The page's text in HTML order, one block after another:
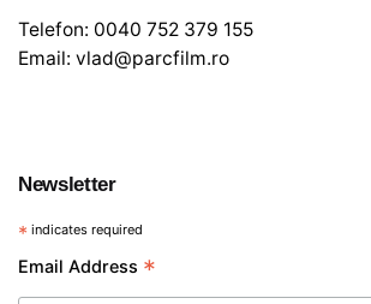
Telefon: 0040 752 379 155
Email: vlad@parcfilm.ro
Newsletter
* indicates required
Email Address *